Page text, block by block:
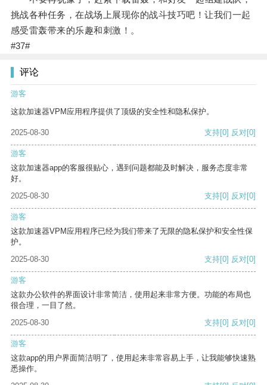
挑战各种任务，在战场上展现你的战斗技巧吧！让我们一起
感受雷轰带来的乐趣和刺激！。
#37#
评论
游客
这款加速器VPM应用程序提供了顶级的安全性和隐私保护。
2025-08-30 支持[0] 反对[0]
游客
这款加速器app的客服很贴心，遇到问题都能及时解决，服务态度非常
好。
2025-08-30
支持[0] 反对[0]
游客
这款加速器VPM应用程序已经为我们带来了无限的隐私保护和安全性保
护。
2025-08-30
支持[0] 反对[0]
游客
这款办公软件的界面设计非常简洁，使用起来非常方便。功能的布局也
很合理，一目了然。
2025-08-30
支持[0] 反对[0]
游客
这款app的用户界面简洁明了，使用起来非常容易上手，让我能够快速熟
悉操作。